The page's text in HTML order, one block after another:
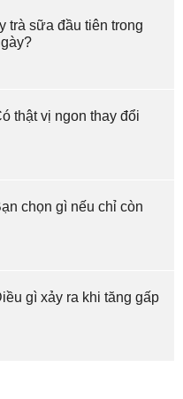
trà sữa đầu tiên trong
thật vị ngon thay đổi
chọn gì nếu chỉ còn
gì xảy ra khi tăng gấp